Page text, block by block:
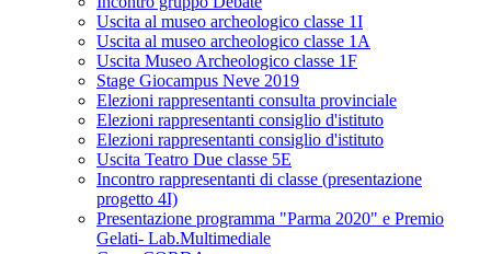
Uscita al museo archeologico classe 1I
Uscita al museo archeologico classe 1A
Uscita Museo Archeologico classe 1F
Stage Giocampus Neve 2019
Elezioni rappresentanti consulta provinciale
Elezioni rappresentanti consiglio d'istituto
Elezioni rappresentanti consiglio d'istituto
Uscita Teatro Due classe 5E
Incontro rappresentanti di classe (presentazione
progetto 4I)
Presentazione programma "Parma 2020" e Premio
Gelati- Lab.Multimediale